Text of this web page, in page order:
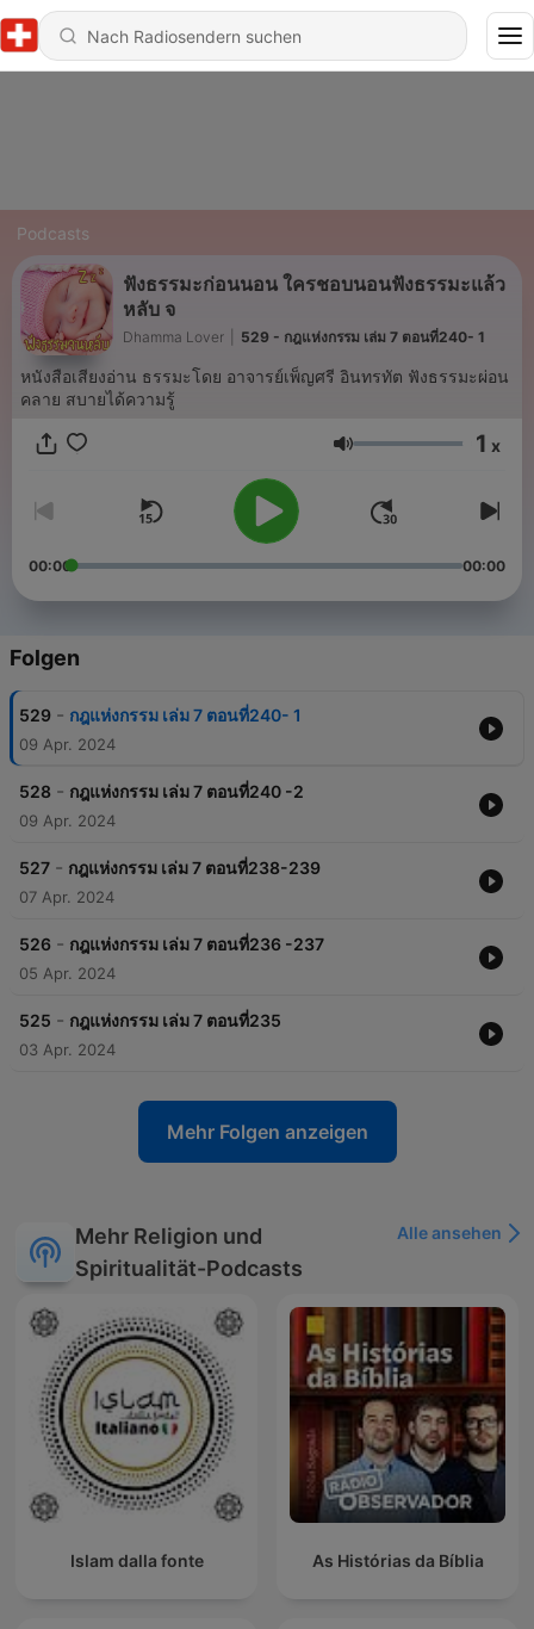
Podcasts
ฟังธรรมะก่อนนอน ใครชอบนอนฟังธรรมะแล้ว
หลับ จ
Dhamma Lover 529 - กฎแห่งกรรม เล่ม 7 ตอนที่240- 1
หนังสือเสียงอ่าน ธรรมะโดย อาจารย์เพ็ญศรี อินทรทัต ฟังธรรมะผ่อน
คลาย สบายได้ความรู้
Lautstärke 1 x
00:00 00:00
Folgen
529 - กฎแห่งกรรม เล่ม 7 ตอนที่240- 1
09 Apr. 2024
528 - กฎแห่งกรรม เล่ม 7 ตอนที่240 -2
09 Apr. 2024
527 - กฎแห่งกรรม เล่ม 7 ตอนที่238-239
07 Apr. 2024
526 - กฎแห่งกรรม เล่ม 7 ตอนที่236 -237
05 Apr. 2024
525 - กฎแห่งกรรม เล่ม 7 ตอนที่235
03 Apr. 2024
Mehr Folgen anzeigen
Mehr Religion und
Spiritualität-Podcasts
Alle ansehen
Islam dalla fonte As Histórias da Bíblia